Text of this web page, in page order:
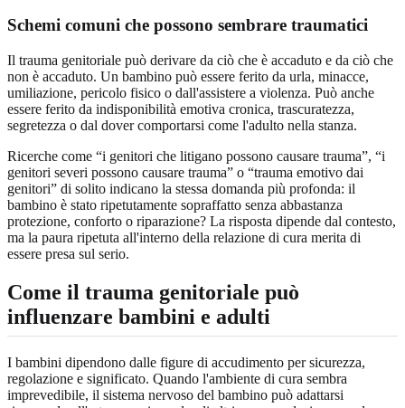
Schemi comuni che possono sembrare traumatici
Il trauma genitoriale può derivare da ciò che è accaduto e da ciò che
non è accaduto. Un bambino può essere ferito da urla, minacce,
umiliazione, pericolo fisico o dall'assistere a violenza. Può anche
essere ferito da indisponibilità emotiva cronica, trascuratezza,
segretezza o dal dover comportarsi come l'adulto nella stanza.
Ricerche come “i genitori che litigano possono causare trauma”, “i
genitori severi possono causare trauma” o “trauma emotivo dai
genitori” di solito indicano la stessa domanda più profonda: il
bambino è stato ripetutamente sopraffatto senza abbastanza
protezione, conforto o riparazione? La risposta dipende dal contesto,
ma la paura ripetuta all'interno della relazione di cura merita di
essere presa sul serio.
Come il trauma genitoriale può
influenzare bambini e adulti
I bambini dipendono dalle figure di accudimento per sicurezza,
regolazione e significato. Quando l'ambiente di cura sembra
imprevedibile, il sistema nervoso del bambino può adattarsi